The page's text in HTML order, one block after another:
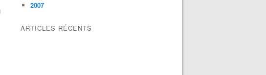
2007
ARTICLES RÉCENTS